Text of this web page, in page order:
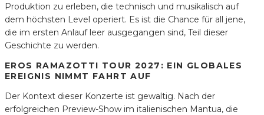
Produktion zu erleben, die technisch und musikalisch auf
dem höchsten Level operiert. Es ist die Chance für all jene,
die im ersten Anlauf leer ausgegangen sind, Teil dieser
Geschichte zu werden.
EROS RAMAZOTTI TOUR 2027: EIN GLOBALES
EREIGNIS NIMMT FAHRT AUF
Der Kontext dieser Konzerte ist gewaltig. Nach der
erfolgreichen Preview-Show im italienischen Mantua, die